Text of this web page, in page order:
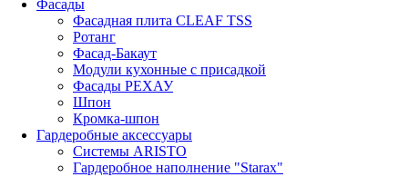
Фасады
Фасадная плита CLEAF TSS
Ротанг
Фасад-Бакаут
Модули кухонные с присадкой
Фасады РЕХАУ
Шпон
Кромка-шпон
Гардеробные аксессуары
Системы ARISTO
Гардеробное наполнение "Starax"